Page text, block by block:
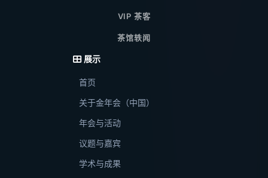
VIP 茶客
茶馆轶闻
展示
首页
关于金年会（中国）
年会与活动
议题与嘉宾
学术与成果